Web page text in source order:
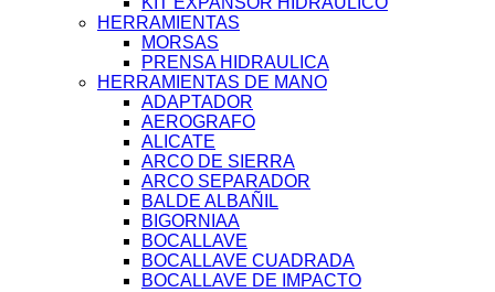
HERRAMIENTAS
MORSAS
PRENSA HIDRAULICA
HERRAMIENTAS DE MANO
ADAPTADOR
AEROGRAFO
ALICATE
ARCO DE SIERRA
ARCO SEPARADOR
BALDE ALBAÑIL
BIGORNIAA
BOCALLAVE
BOCALLAVE CUADRADA
BOCALLAVE DE IMPACTO